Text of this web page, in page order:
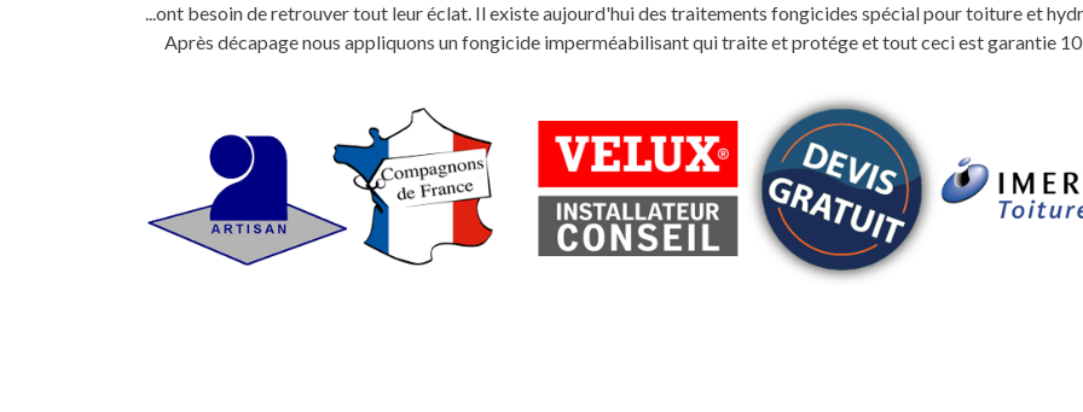
...ont besoin de retrouver tout leur éclat. Il existe aujourd'hui des traitements fongicides spécial pour toiture et
Après décapage nous appliquons un fongicide imperméabilisant qui traite et protége et tout ceci est garantie 10